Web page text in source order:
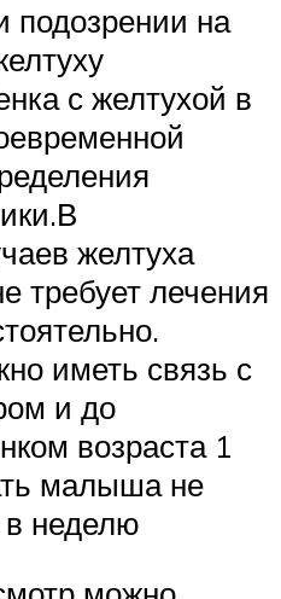
подозрении на
с желтухой в
желтуха
требует лечения
иметь связь с
и до
возраста 1
малыша не
в неделю